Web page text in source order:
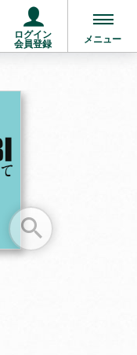
ログイン
会員登録
メニュー